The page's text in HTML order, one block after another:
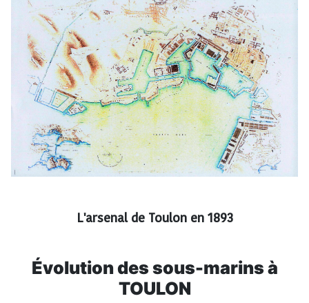
L'arsenal de Toulon en 1893
Évolution des sous-marins à
TOULON